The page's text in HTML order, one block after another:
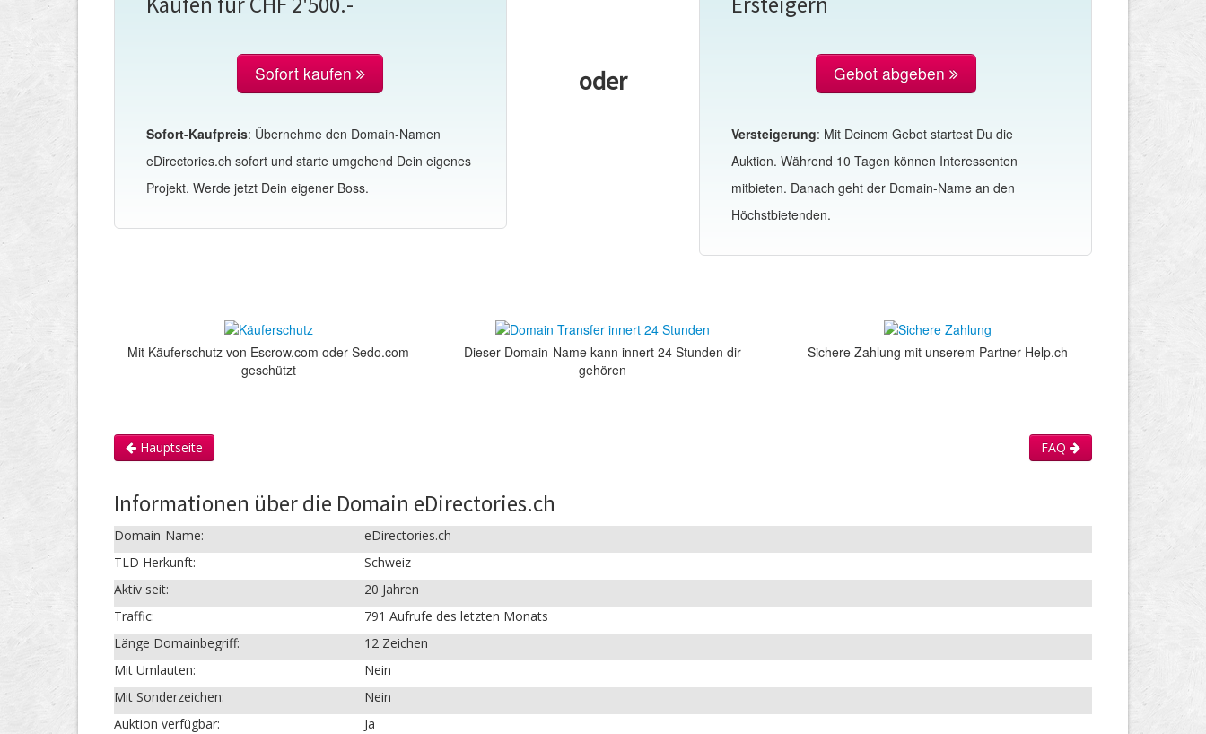
Sofort kaufen
Sofort-Kaufpreis: Übernehme den Domain-Namen
eDirectories.ch sofort und starte umgehend Dein eigenes
Projekt. Werde jetzt Dein eigener Boss.
oder Gebot abgeben
Versteigerung: Mit Deinem Gebot startest Du die
Auktion. Während 10 Tagen können Interessenten
mitbieten. Danach geht der Domain-Name an den
Höchstbietenden.
Mit Käuferschutz von Escrow.com oder Sedo.com
geschützt
Dieser Domain-Name kann innert 24 Stunden dir
gehören
Sichere Zahlung mit unserem Partner Help.ch
Hauptseite FAQ
Informationen über die Domain eDirectories.ch
Domain-Name:
eDirectories.ch
TLD Herkunft:
Schweiz
Aktiv seit:
20 Jahren
Traffic:
791 Aufrufe des letzten Monats
Länge Domainbegriff:
12 Zeichen
Mit Umlauten:
Nein
Mit Sonderzeichen:
Nein
Auktion verfügbar:
Ja